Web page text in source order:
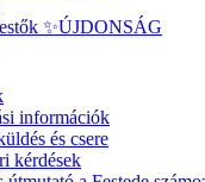
✨ÚJDONSÁG
információk
és csere
kérdések